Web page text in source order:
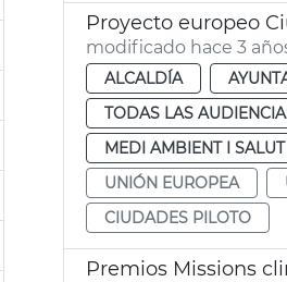
Proyecto europeo
modificado hace 3
ALCALDÍA
TODAS LAS
MEDI AMBIENT I SALUT
UNIÓN EUROPEA
CIUDADES PILOTO
Premios Missions